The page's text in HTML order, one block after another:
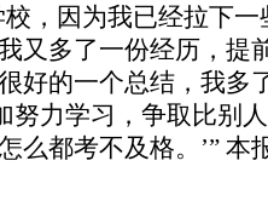
，因为我已经拉下
又多了一份经历，提
好的一个总结，我多
努力学习，争取比别
怎么都考不及格。’”